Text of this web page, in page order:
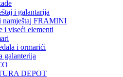
i galantarija
namještaj FRAMINI
i viseći elementi
i ormarići
galanterija
DEPOT